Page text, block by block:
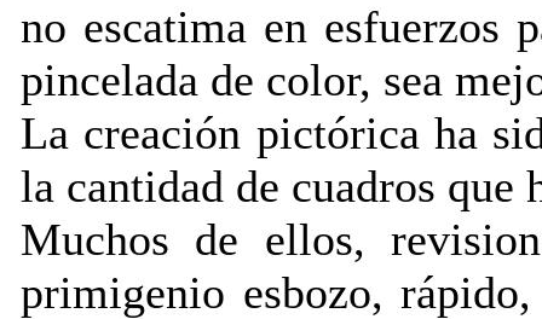
no escatima en esfuerzos
pincelada de color, sea
La creación pictórica ha
la cantidad de cuadros que
Muchos de ellos,
primigenio esbozo,